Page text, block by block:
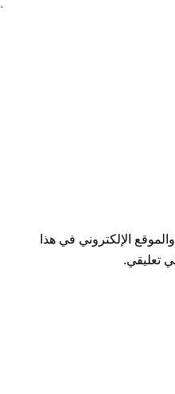
الإلكتروني في هذا
تعليقي.